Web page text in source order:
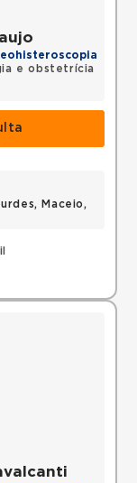
e obstetrícia
Maceio,